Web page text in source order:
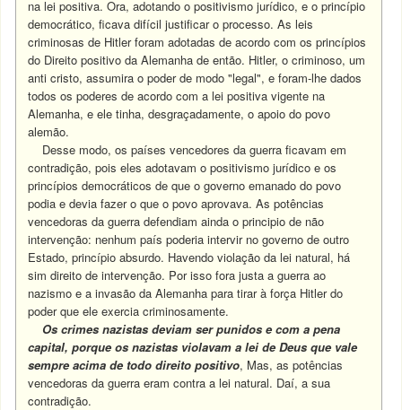
na lei positiva. Ora, adotando o positivismo jurídico, e o princípio
democrático, ficava difícil justificar o processo. As leis
criminosas de Hitler foram adotadas de acordo com os princípios
do Direito positivo da Alemanha de então. Hitler, o criminoso, um
anti cristo, assumira o poder de modo "legal", e foram-lhe dados
todos os poderes de acordo com a lei positiva vigente na
Alemanha, e ele tinha, desgraçadamente, o apoio do povo
alemão.
Desse modo, os países vencedores da guerra ficavam em
contradição, pois eles adotavam o positivismo jurídico e os
princípios democráticos de que o governo emanado do povo
podia e devia fazer o que o povo aprovava. As potências
vencedoras da guerra defendiam ainda o principio de não
intervenção: nenhum país poderia intervir no governo de outro
Estado, princípio absurdo. Havendo violação da lei natural, há
sim direito de intervenção. Por isso fora justa a guerra ao
nazismo e a invasão da Alemanha para tirar à força Hitler do
poder que ele exercia criminosamente.
Os crimes nazistas deviam ser punidos e com a pena
capital, porque os nazistas violavam a lei de Deus que vale
sempre acima de todo direito positivo, Mas, as potências
vencedoras da guerra eram contra a lei natural. Daí, a sua
contradição.